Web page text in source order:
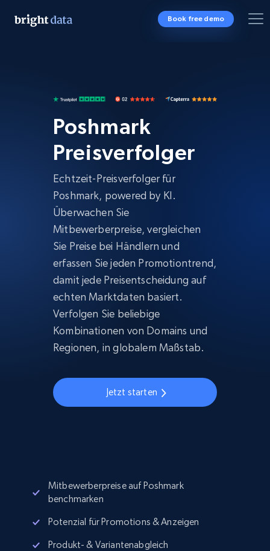
Book free demo
Poshmark
Preisverfolger
Echtzeit-Preisverfolger für
Poshmark, powered by KI.
Überwachen Sie
Mitbewerberpreise, vergleichen
Sie Preise bei Händlern und
erfassen Sie jeden Promotiontrend,
damit jede Preisentscheidung auf
echten Marktdaten basiert.
Verfolgen Sie beliebige
Kombinationen von Domains und
Regionen, in globalem Maßstab.
Jetzt starten
Mitbewerberpreise auf Poshmark
benchmarken
Potenzial für Promotions & Anzeigen
Produkt- & Variantenabgleich